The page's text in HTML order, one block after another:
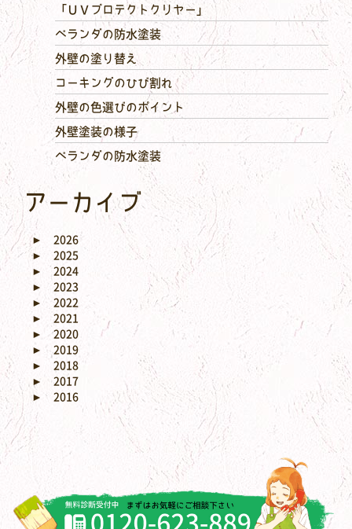
「ＵＶプロテクトクリヤー」
ベランダの防水塗装
外壁の塗り替え
コーキングのひび割れ
外壁の色選びのポイント
外壁塗装の様子
ベランダの防水塗装
アーカイブ
►
2026
►
2025
►
2024
►
2023
►
2022
►
2021
►
2020
► 2019
►
2018
►
2017
► 2016